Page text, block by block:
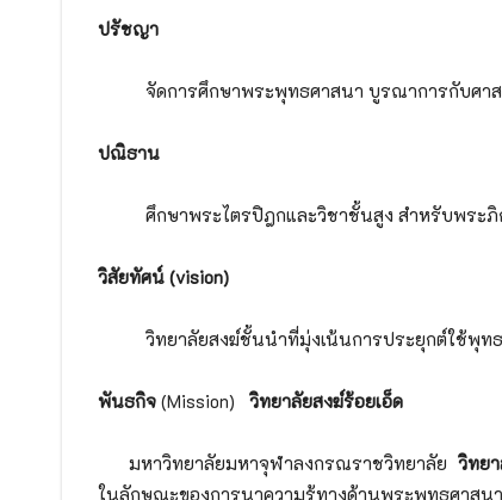
ด้วยวิธีประกวดราคาอิเล็กทรอนิกส์ (e-
ปรัชญา
จัดการศึกษาพระพุทธศาสนา บูรณาการกับศา
ปณิธาน
ศึกษาพระไตรปิฎกและวิชาชั้นสูง สำหรับพระ
วิสัยทัศน์ (vision)
วิทยาลัยสงฆ์ชั้นนำที่มุ่งเน้นการประยุกต์ใช้พุ
พันธกิจ (Mission) วิทยาลัยสงฆ์ร้อยเอ็ด
มหาวิทยาลัยมหาจุฬาลงกรณราชวิทยาลัย วิทย
ในลักษณะของการนาความรู้ทางด้านพระพุทธศาสน